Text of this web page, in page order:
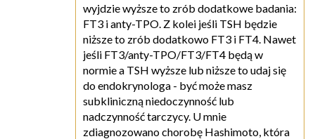
wyjdzie wyższe to zrób dodatkowe badania:
FT3 i anty-TPO. Z kolei jeśli TSH będzie
niższe to zrób dodatkowo FT3 i FT4. Nawet
jeśli FT3/anty-TPO/FT3/FT4 będą w
normie a TSH wyższe lub niższe to udaj się
do endokrynologa - być może masz
subkliniczną niedoczynność lub
nadczynność tarczycy. U mnie
zdiagnozowano chorobę Hashimoto, która